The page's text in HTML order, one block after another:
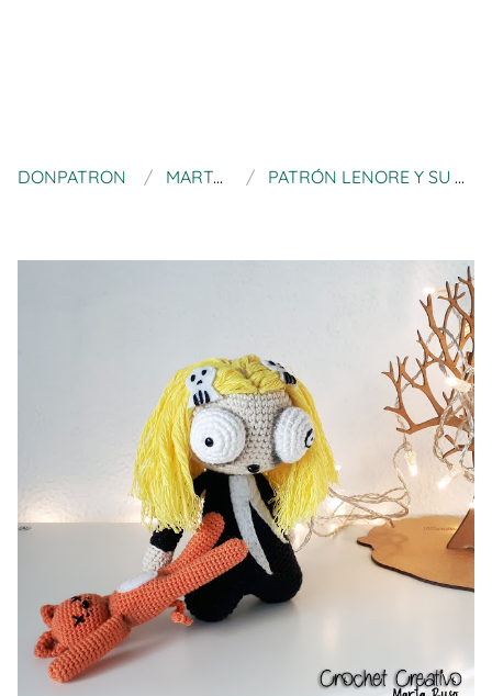
DONPATRON MARTA RUSO PATRÓN LENORE Y SU GATITO MUERTO